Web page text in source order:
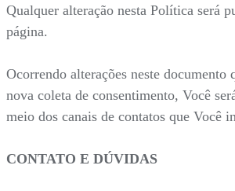
Qualquer alteração nesta Política será
página.
Ocorrendo alterações neste documento
nova coleta de consentimento, Você
meio dos canais de contatos que Você
CONTATO E DÚVIDAS